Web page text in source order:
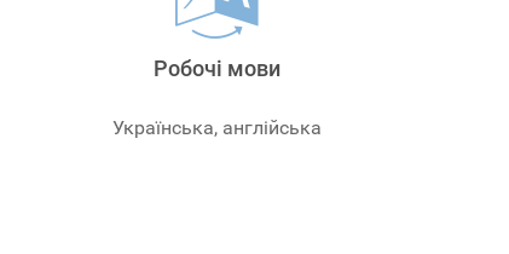
Робочі мови
Українська, англійська